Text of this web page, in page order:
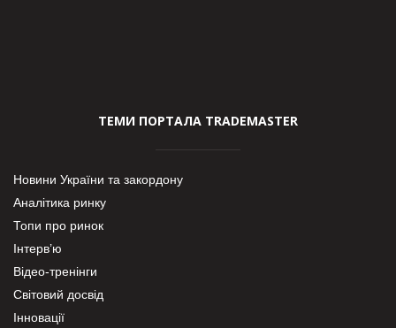
ТЕМИ ПОРТАЛА TRADEMASTER
Новини України та закордону
Аналітика ринку
Топи про ринок
Інтерв’ю
Відео-тренінги
Світовий досвід
Інновації